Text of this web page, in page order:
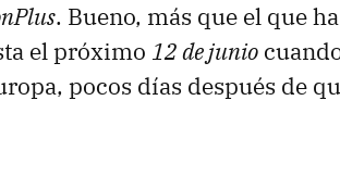
. Bueno, más que el que
el próximo 12 de junio
pocos días después de